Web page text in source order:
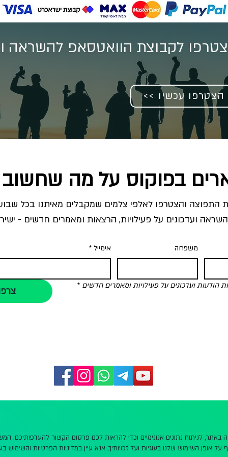
לקבוצת הוואטסאפ להשראה
<< הצטרפו עכשיו
בפוקוס על מה
ועדכונים על פעילויות, הרצאות ומאמרים חדשים -
משפחה אימייל *
ועדכונים על פעילויות ומאמרים חדשים *
באתר, לניתוח נתונים אנונימיים וכדי להראות לכם פרסום הקשור
על אופן השימוש שלנו בעוגיות ועל זכויותיך, אנא עיין במדיניות הפרטיות והשימוש